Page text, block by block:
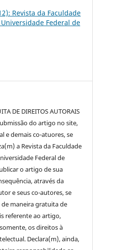
Revista da Faculdade
Federal de
DE DIREITOS AUTORAIS
do artigo no site,
e demais co-atuores, se
a Revista da Faculdade
Federal de
o artigo de sua
através da
e seus co-autores, se
maneira gratuita de
referente ao artigo,
os direitos à
Declara(m), ainda,